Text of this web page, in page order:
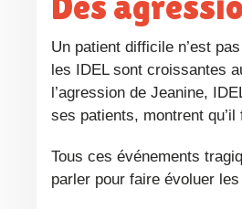
Un patient difficile n’est
les IDEL sont croissantes
l’agression de Jeanine,
ses patients, montrent
Tous ces événements
parler pour faire évoluer